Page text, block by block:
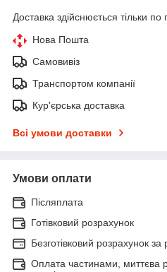
Доставка здійснюється тільки по
Нова Пошта
Самовивіз
Транспортом компанії
Кур'єрська доставка
Всі умови доставки
Умови оплати
Післяплата
Готівковий розрахунок
Безготівковий розрахунок
Оплата частинами, миттєва